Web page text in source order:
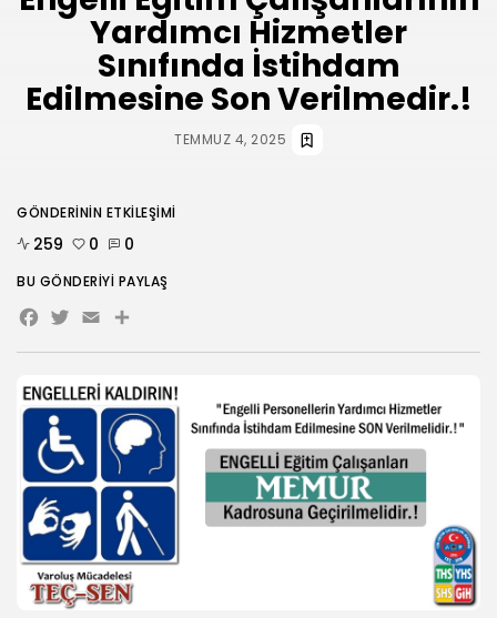
HABERLER
ANKARA 2. NOLU ŞUBESİ 1.
OLAĞAN...
TEMMUZ 31, 2026
Yardımcı Hizmetler
Sınıfında İstihdam
Edilmesine Son Verilmedir.!
TEMMUZ 4, 2025
GÖNDERININ ETKILEŞIMI
259 0 0
BU GÖNDERIYI PAYLAŞ
Facebook
Twitter
EmailShare